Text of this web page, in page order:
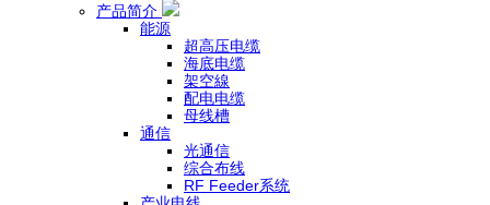
产品简介
能源
超高压电缆
海底电缆
架空線
配电电缆
母线槽
通信
光通信
综合布线
RF Feeder系统